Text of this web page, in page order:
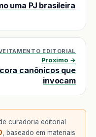
uma PJ brasileira
EDITORIAL
Proximo →
canônicos que
invocam
curadoria editorial
, baseado em materiais